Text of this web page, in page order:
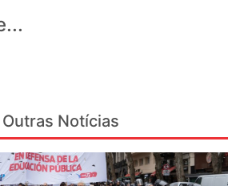
Outras Notícias